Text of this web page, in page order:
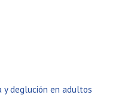
y deglución en adultos